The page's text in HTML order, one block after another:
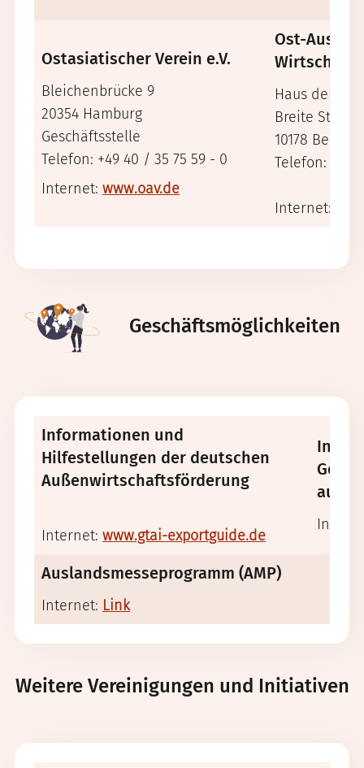
Ostasiatischer Verein e.V.
Bleichenbrücke 9
20354 Hamburg
Geschäftsstelle
Telefon: +49 40 / 35 75 59 - 0
Internet: www.oav.de
Ost-
Wirtschaft
Haus der
Breite Straße
10178 Berlin
Telefon: +49
Internet:
Geschäftsmöglichkeiten
Informationen und
Hilfestellungen der deutschen
Außenwirtschaftsförderung
Internet: www.gtai-exportguide.de
Auslandsmesseprogramm (AMP)
Internet: Link
Weitere Vereinigungen und Initiativen